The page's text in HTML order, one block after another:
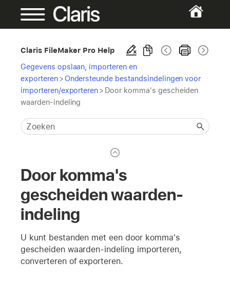
Claris FileMaker Pro Help
Gegevens opslaan, importeren en
exporteren> Ondersteunde bestandsindelingen voor
importeren/exporteren> Door komma's gescheiden
waarden-indeling
Door komma's
gescheiden waarden-
indeling
U kunt bestanden met een door komma's
gescheiden waarden-indeling importeren,
converteren of exporteren.